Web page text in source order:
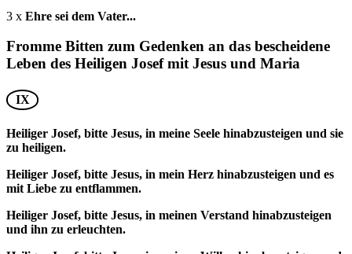
3 x Ehre sei dem Vater...
Fromme Bitten zum Gedenken an das bescheidene
Leben des Heiligen Josef mit Jesus und Maria
IX
Heiliger Josef, bitte Jesus, in meine Seele hinabzusteigen und sie
zu heiligen.
Heiliger Josef, bitte Jesus, in mein Herz hinabzusteigen und es
mit Liebe zu entflammen.
Heiliger Josef, bitte Jesus, in meinen Verstand hinabzusteigen
und ihn zu erleuchten.